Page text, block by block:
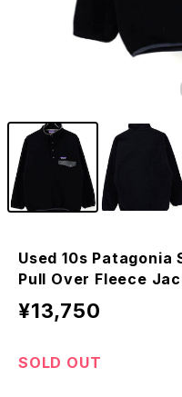
Used 10s Patagonia
Pull Over Fleece
¥13,750
SOLD OUT